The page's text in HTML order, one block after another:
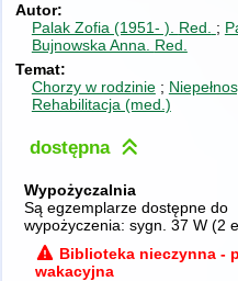
Autor
Palak Zofia (1951- ). Red.
Bujnowska Anna. Red.
Temat
Chorzy w rodzinie
Rehabilitacja (med.)
dostępna
Wypożyczalnia
Są egzemplarze dostępne do
wypożyczenia: sygn. 37 W (2
Biblioteka nieczynna -
wakacyjna